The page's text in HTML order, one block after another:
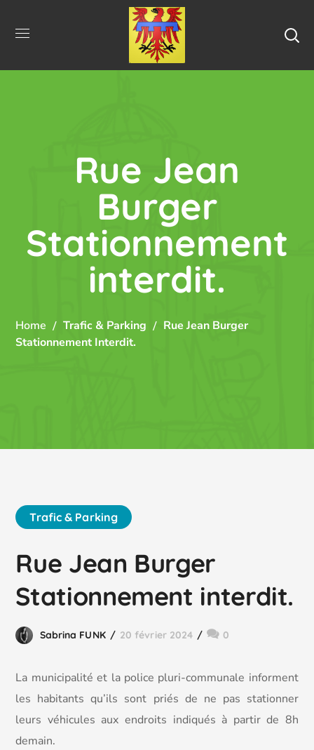
Rue Jean
Burger
Stationnement
interdit.
Home Trafic & Parking
Rue Jean Burger
Stationnement Interdit.
Trafic & Parking
Rue Jean Burger
Stationnement interdit.
Sabrina FUNK 20 février 2024 0
La municipalité et la police pluri-communale informent
les habitants qu’ils sont priés de ne pas stationner
leurs véhicules aux endroits indiqués à partir de 8h
demain.